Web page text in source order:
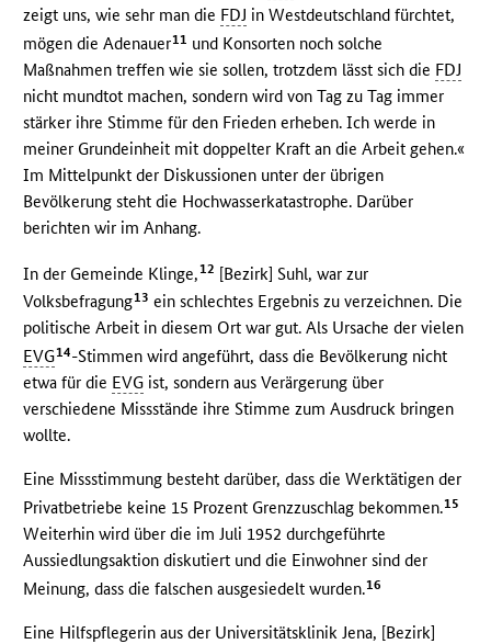
zeigt uns, wie sehr man die FDJ in Westdeutschland fürchtet,
mögen die Adenauer11 und Konsorten noch solche
Maßnahmen treffen wie sie sollen, trotzdem lässt sich die FDJ
nicht mundtot machen, sondern wird von Tag zu Tag immer
stärker ihre Stimme für den Frieden erheben. Ich werde in
meiner Grundeinheit mit doppelter Kraft an die Arbeit gehen.«
Im Mittelpunkt der Diskussionen unter der übrigen
Bevölkerung steht die Hochwasserkatastrophe. Darüber
berichten wir im Anhang.
In der Gemeinde Klinge,12 [Bezirk] Suhl, war zur
Volksbefragung13 ein schlechtes Ergebnis zu verzeichnen. Die
politische Arbeit in diesem Ort war gut. Als Ursache der vielen
EVG14-Stimmen wird angeführt, dass die Bevölkerung nicht
etwa für die EVG ist, sondern aus Verärgerung über
verschiedene Missstände ihre Stimme zum Ausdruck bringen
wollte.
Eine Missstimmung besteht darüber, dass die Werktätigen der
Privatbetriebe keine 15 Prozent Grenzzuschlag bekommen.15
Weiterhin wird über die im Juli 1952 durchgeführte
Aussiedlungsaktion diskutiert und die Einwohner sind der
Meinung, dass die falschen ausgesiedelt wurden.16
Eine Hilfspflegerin aus der Universitätsklinik Jena, [Bezirk]